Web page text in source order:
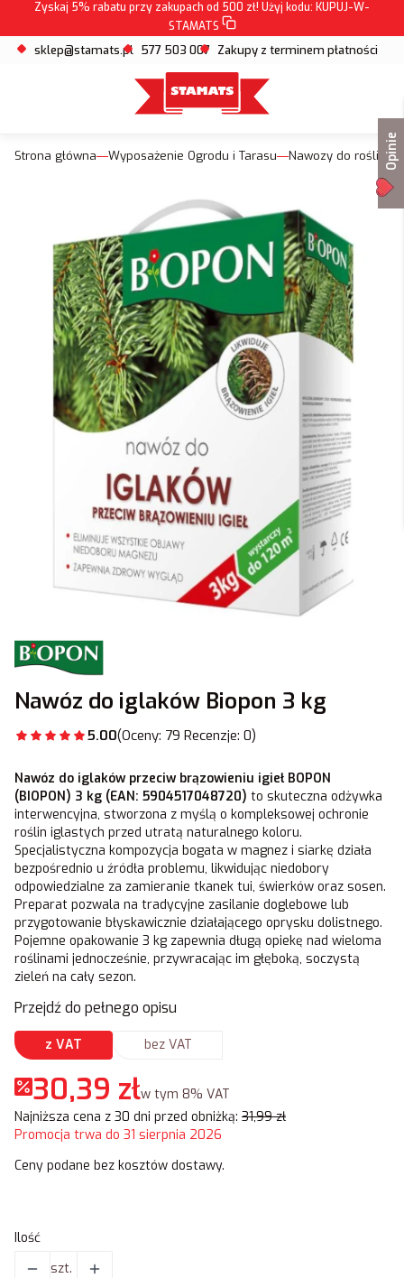
Zyskaj 5% rabatu przy zakupach od 500 zł! Użyj kodu: KUPUJ-W-
STAMATS
sklep@stamats.pl 577 503 007 Zakupy z terminem płatności
Strona główna Wyposażenie Ogrodu i Tarasu Nawozy do roślin
Nawóz do iglaków Biopon 3 kg
5.00(Oceny: 79 Recenzje: 0)
Nawóz do iglaków przeciw brązowieniu igieł BOPON
(BIOPON) 3 kg (EAN: 5904517048720) to skuteczna odżywka
interwencyjna, stworzona z myślą o kompleksowej ochronie
roślin iglastych przed utratą naturalnego koloru.
Specjalistyczna kompozycja bogata w magnez i siarkę działa
bezpośrednio u źródła problemu, likwidując niedobory
odpowiedzialne za zamieranie tkanek tui, świerków oraz sosen.
Preparat pozwala na tradycyjne zasilanie doglebowe lub
przygotowanie błyskawicznie działającego oprysku dolistnego.
Pojemne opakowanie 3 kg zapewnia długą opiekę nad wieloma
roślinami jednocześnie, przywracając im głęboką, soczystą
zieleń na cały sezon.
Przejdź do pełnego opisu
z VAT bez VAT
30,39 złw tym 8% VAT
w tym 8% VAT
Najniższa cena z 30 dni przed obniżką: 31,99 zł
Promocja trwa do 31 sierpnia 2026
Ceny podane bez kosztów dostawy.
Ilość
szt.
Opinie